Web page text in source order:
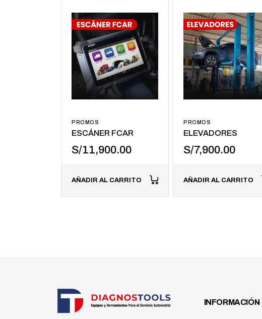
PROMOS
ESCÁNER FCAR
S/11,900.00
AÑADIR AL CARRITO
PROMOS
ELEVADORES
S/7,900.00
AÑADIR AL CARRITO
INFORMACIÓN